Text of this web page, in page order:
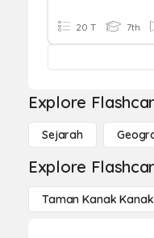
20 T 7th
Explore
Sejarah
Explore
Taman Kanak Kanak